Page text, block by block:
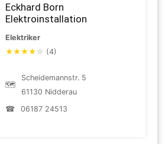
Eckhard Born
Elektroinstallation
Elektriker
★★★★ ☆ (4)
🗺
Scheidemannstr. 5
61130 Nidderau
☎
06187 24513